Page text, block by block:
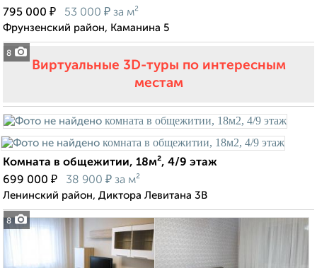
8
795 000 ₽ 53 000 ₽ за м²
Фрунзенский район, Каманина 5
Виртуальные 3D-туры по интересным
местам
8
Комната в общежитии, 18м², 4/9 этаж
699 000 ₽ 38 900 ₽ за м²
Ленинский район, Диктора Левитана 3В